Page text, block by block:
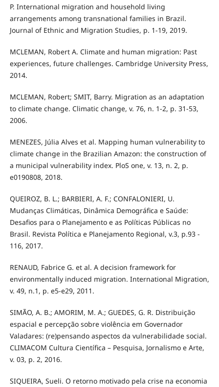
P. International migration and household living
arrangements among transnational families in Brazil.
Journal of Ethnic and Migration Studies, p. 1-19, 2019.
MCLEMAN, Robert A. Climate and human migration: Past
experiences, future challenges. Cambridge University Press,
2014.
MCLEMAN, Robert; SMIT, Barry. Migration as an adaptation
to climate change. Climatic change, v. 76, n. 1-2, p. 31-53,
2006.
MENEZES, Júlia Alves et al. Mapping human vulnerability to
climate change in the Brazilian Amazon: the construction of
a municipal vulnerability index. PloS one, v. 13, n. 2, p.
e0190808, 2018.
QUEIROZ, B. L.; BARBIERI, A. F.; CONFALONIERI, U.
Mudanças Climáticas, Dinâmica Demográfica e Saúde:
Desafios para o Planejamento e as Políticas Públicas no
Brasil. Revista Política e Planejamento Regional, v.3, p.93 -
116, 2017.
RENAUD, Fabrice G. et al. A decision framework for
environmentally induced migration. International Migration,
v. 49, n.1, p. e5-e29, 2011.
SIMÃO, A. B.; AMORIM, M. A.; GUEDES, G. R. Distribuição
espacial e percepção sobre violência em Governador
Valadares: (re)pensando aspectos da vulnerabilidade social.
CLIMACOM Cultura Científica – Pesquisa, Jornalismo e Arte,
v. 03, p. 2, 2016.
SIQUEIRA, Sueli. O retorno motivado pela crise na economia